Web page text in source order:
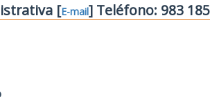
[E-mail] Teléfono: 983